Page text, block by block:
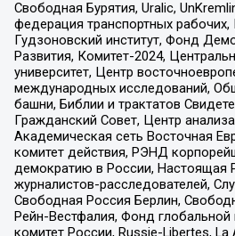
Свободная Бурятия, Uralic,
федерация транспортных
Гудзоновский институт, Фонд
Развития, Комитет-2024,
университет, Центр
международных исследований,
башни, Библии и трактатов
Гражданский Совет, Центр
Академическая сеть Восточная
комитет действия, РЭНД
демократию в России, Настоящая
журналистов-расследователей,
Свободная Россия Берлин,
Рейн-Вестфалия, Фонд
комитет России, Russie-Libertes,